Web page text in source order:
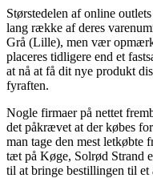
Størstedelen af online
lang række af deres
Grå (Lille), men vær
placeres tidligere end et
at nå at få dit nye produkt
fyraften.
Nogle firmaer på nettet
det påkrævet at der købes
man tage den mest letkøbte
tæt på Køge, Solrød Strand
til at bringe bestillingen til et